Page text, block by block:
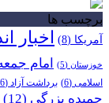
برچسب ها
آمریکا (8) اخبار
خوزستان (5) امام
اسلامی (6) برداشت آزاد (6)
حمیده بزرگی (12)